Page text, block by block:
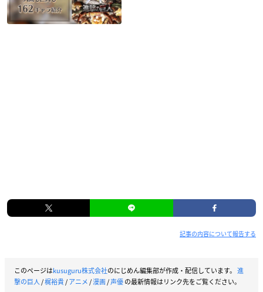
記事の内容について報告する
このページはkusuguru株式会社のにじめん編集部が作成・配信しています。 進
撃の巨人/梶裕貴/アニメ/漫画/声優の最新情報はリンク先をご覧ください。